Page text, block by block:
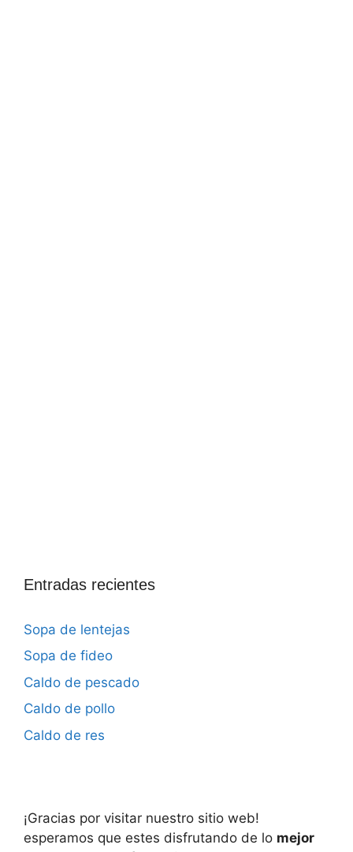
Entradas recientes
Sopa de lentejas
Sopa de fideo
Caldo de pescado
Caldo de pollo
Caldo de res
¡Gracias por visitar nuestro sitio web!
esperamos que estes disfrutando de lo mejor